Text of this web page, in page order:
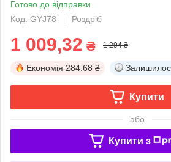
Готово до відправки
Код: GYJ78
Роздріб
1 009,32 ₴ 1 294 ₴
Економія 284.68 ₴
Купити
або
Купити з